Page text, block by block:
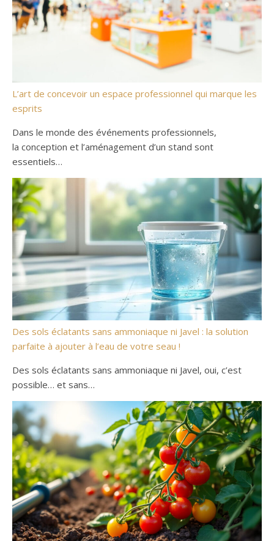
L’art de concevoir un espace professionnel qui marque les
esprits
Dans le monde des événements professionnels,
la conception et l’aménagement d’un stand sont
essentiels…
Des sols éclatants sans ammoniaque ni Javel : la solution
parfaite à ajouter à l’eau de votre seau !
Des sols éclatants sans ammoniaque ni Javel, oui, c’est
possible… et sans…